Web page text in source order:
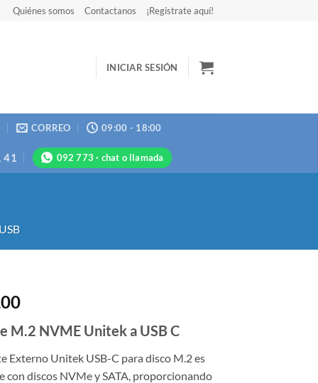
Quiénes somos Contactanos ¡Registrate aquí!
INICIAR SESIÓN
CORREO 09:00 - 18:00
41 092 773 · chat o llamada
M.2 NVME Unitek a USB C
Externo Unitek USB-C para disco M.2 es
con discos NVMe y SATA, proporcionando